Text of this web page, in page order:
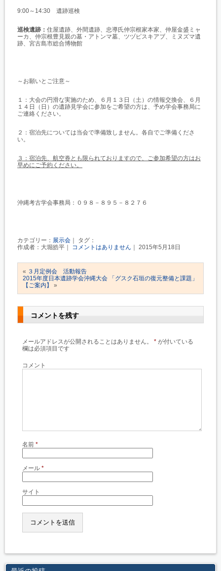
9:00～14:30 遺跡巡検
巡検遺跡： 住屋遺跡、外間遺跡、忠導氏仲宗根家本家、仲屋金盛ミャ
ーカ、仲宗根豊見親の墓・アトンマ墓、ツヅピスキアブ、ミヌズマ遺
跡、宮古島市総合博物館
～お願いとご注意～
１：大会の円滑な実施のため、６月１３日（土）の情報交換会、６月
１４日（日）の遺跡見学会に参加をご希望の方は、予め学会事務局に
ご連絡ください。
２：宿泊先については当会で準備致しません。各自でご準備くださ
い。
３：宿泊先、航空券とも限られておりますので、ご参加希望の方はお
早めにご予約ください。
沖縄考古学会事務局：０９８－８９５－８２７６
カテゴリー： 展示会 ｜ タグ：
作成者：大堀皓平｜
コメントはありません ｜ 2015年5月18日
« ３月定例会 活動報告
2015年度日本遺跡学会沖縄大会 「グスク石垣の復元整備と課題」
【ご案内】
»
コメントを残す
メールアドレスが公開されることはありません。 * が付いている
欄は必須項目です
コメント
名前 *
メール *
サイト